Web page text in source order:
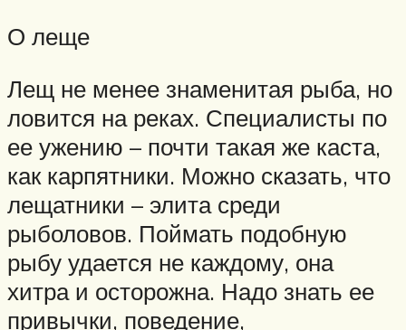
О леще
Лещ не менее знаменитая рыба, но
ловится на реках. Специалисты по
ее ужению – почти такая же каста,
как карпятники. Можно сказать, что
лещатники – элита среди
рыболовов. Поймать подобную
рыбу удается не каждому, она
хитра и осторожна. Надо знать ее
привычки, поведение,